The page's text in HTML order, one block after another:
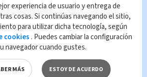
que
en caso de que la
experiencia de usuario y entrega de
cosas. Si continúas navegando el sitio,
para utilizar dicha tecnología, según
cookies . Puedes cambiar la configuración
navegador cuando gustes.
MÁS ESTOY DE ACUERDO